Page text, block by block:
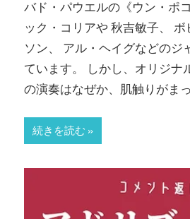
バド・パウエルの《ウン・ポ
ック・コリアや 秋吉敏子、
ソン、 アル・ヘイグなどのジ
ています。 しかし、オリジナ
の演奏はなぜか、肌触りがま
続きを読む